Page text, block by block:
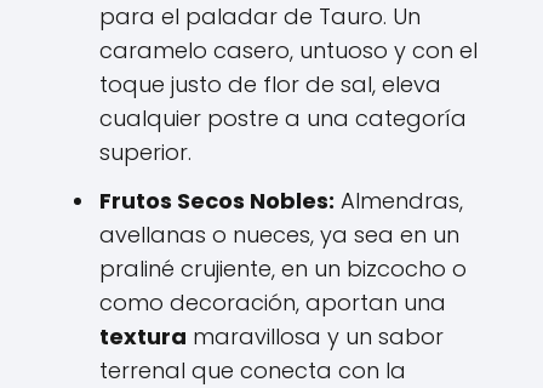
para el paladar de Tauro. Un
caramelo casero, untuoso y con el
toque justo de flor de sal, eleva
cualquier postre a una categoría
superior.
Frutos Secos Nobles: Almendras,
avellanas o nueces, ya sea en un
praliné crujiente, en un bizcocho o
como decoración, aportan una
textura maravillosa y un sabor
terrenal que conecta con la